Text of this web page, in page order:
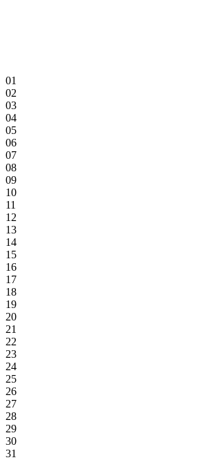
01
02
03
04
05
06
07
08
09
10
11
12
13
14
15
16
17
18
19
20
21
22
23
24
25
26
27
28
29
30
31